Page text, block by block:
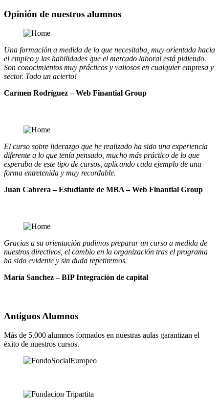
Opinión de nuestros alumnos
Una formación a medida de lo que necesitaba, muy orientada hacia
el empleo y las habilidades que el mercado laboral está pidiendo.
Son conocimientos muy prácticos y valiosos en cualquier empresa y
sector. Todo un acierto!
Carmen Rodríguez – Web Finantial Group
El curso sobre liderazgo que he realizado ha sido una experiencia
diferente a lo que tenía pensado, mucho más práctico de lo que
esperaba de este tipo de cursos, aplicando cada ejemplo de una
forma entretenida y muy recordable.
Juan Cabrera – Estudiante de MBA – Web Finantial Group
Gracias a su orientación pudimos preparar un curso a medida de
nuestros directivos, el cambio en la organización tras el programa
ha sido evidente y sin duda repetiremos.
María Sanchez – BIP Integración de capital
Antiguos Alumnos
Más de 5.000 alumnos formados en nuestras aulas garantizan el
éxito de nuestros cursos.